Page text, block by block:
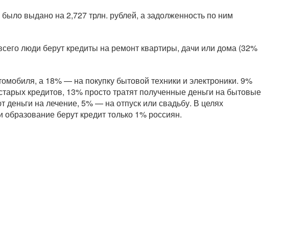
выдано на 2,727 трлн. рублей, а задолженность по ним
люди берут кредиты на ремонт квартиры, дачи или дома (32%
а 18% — на покупку бытовой техники и электроники. 9%
кредитов, 13% просто тратят полученные деньги на бытовые
деньги на лечение, 5% — на отпуск или свадьбу. В целях
берут кредит только 1% россиян.